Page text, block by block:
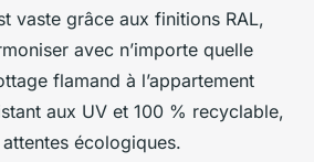
vaste grâce aux finitions RAL,
avec n’importe quelle
flamand à l’appartement
aux UV et 100 % recyclable,
écologiques.